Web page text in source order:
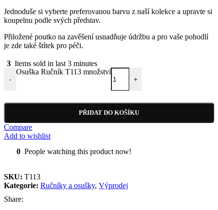
Jednoduše si vyberte preferovanou barvu z naší kolekce a upravte si
koupelnu podle svých představ.
Přiložené poutko na zavěšení usnadňuje údržbu a pro vaše pohodlí
je zde také štítek pro péči.
3 Items sold in last 3 minutes
-
Osuška Ručník T113 množství
+
PŘIDAT DO KOŠÍKU
Compare
Add to wishlist
0 People watching this product now!
SKU: T113
Kategorie: Ručníky a osušky, Výprodej
Share: